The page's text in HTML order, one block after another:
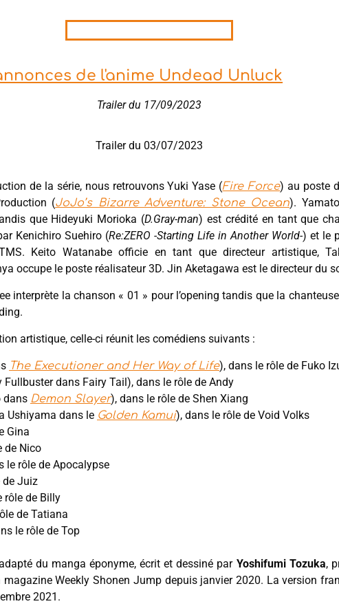
de l'anime Undead Unluck
Trailer du 17/09/2023
Trailer du 03/07/2023
de la série, nous retrouvons Yuki Yase (Fire Force) au poste
(JoJo’s Bizarre Adventure: Stone Ocean).
que Hideyuki Morioka (D.Gray-man) est crédité en tant que
Kenichiro Suehiro (Re:ZERO -Starting Life in Another World-) et le
TMS. Keito Watanabe officie en tant que directeur artistique,
occupe le poste réalisateur 3D. Jin Aketagawa est le directeur du
interprète la chanson « 01 » pour l’opening tandis que la
artistique, celle-ci réunit les comédiens suivants :
The Executioner and Her Way of Life), dans le rôle de Fuko
dans Fairy Tail), dans le rôle de Andy
dans Demon Slayer), dans le rôle de Shen Xiang
Ushiyama dans le Golden Kamui), dans le rôle de Void Volks
Gina
de Nico
le rôle de Apocalypse
de Juiz
rôle de Billy
de Tatiana
le rôle de Top
du manga éponyme, écrit et dessiné par Yoshifumi Tozuka,
Weekly Shonen Jump depuis janvier 2020. La version
2021.